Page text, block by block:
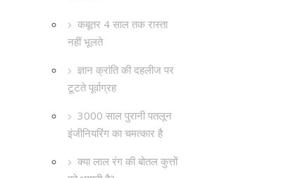
कबूतर 4 साल तक रास्ता
नहीं भूलते
ज्ञान क्रांति की दहलीज पर
टूटते पूर्वाग्रह
3000 साल पुरानी पतलून
इंजीनियरिंग का चमत्कार है
क्या लाल रंग की बोतल कुत्तों